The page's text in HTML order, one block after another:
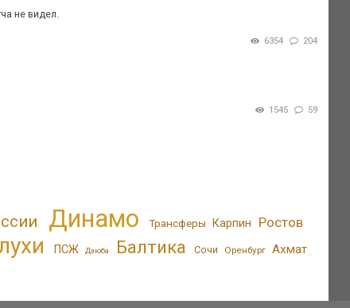
не видел.
6354 204
1545 59
Динамо Трансферы Карпин Ростов
ПСЖ Дзюба Балтика Сочи Оренбург Ахмат